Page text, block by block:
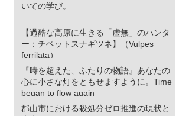
いての学び。
【過酷な高原に生きる「虚無」のハンタ
ー：チベットスナギツネ】（Vulpes
ferrilata）
『時を超えた、ふたりの物語』あなたの
心に小さな灯をともせますように。Time
began to flow again
郡山市における殺処分ゼロ推進の現状と